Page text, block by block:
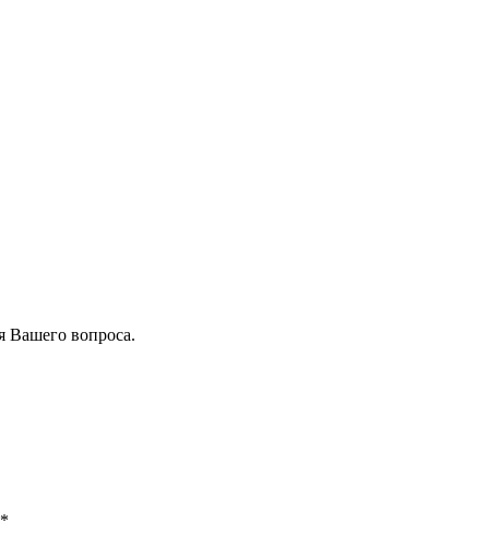
Вашего вопроса.
*